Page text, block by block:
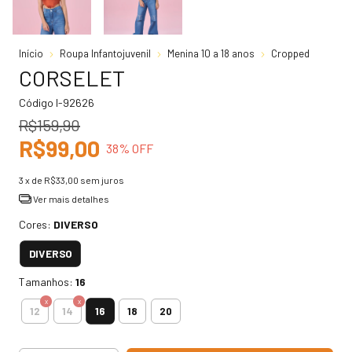
Início Roupa Infantojuvenil Menina 10 a 18 anos Cropped
CORSELET
Código I-92626
R$159,90
R$99,00 38% OFF
3 x de R$33,00 sem juros
Ver mais detalhes
Cores: DIVERSO
DIVERSO
Tamanhos: 16
12 14 16 18 20